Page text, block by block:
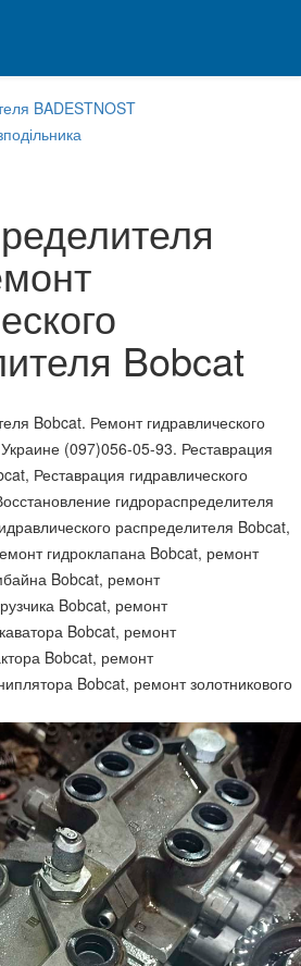
BADESTNOST
Bobcat
Bobcat. Ремонт гидравлического
(097)056-05-93. Реставрация
Реставрация гидравлического
гидрораспределителя
распределителя Bobcat,
гидроклапана Bobcat, ремонт
Bobcat, ремонт
Bobcat, ремонт
Bobcat, ремонт
Bobcat, ремонт
Bobcat, ремонт золотникового